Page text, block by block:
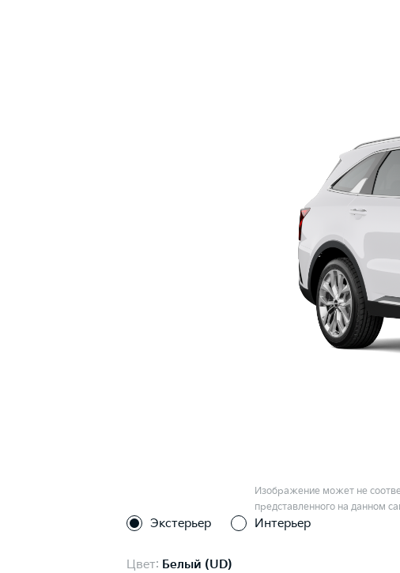
Изображение может не
представленного на данном
Экстерьер Интерьер
Цвет: Белый (UD)